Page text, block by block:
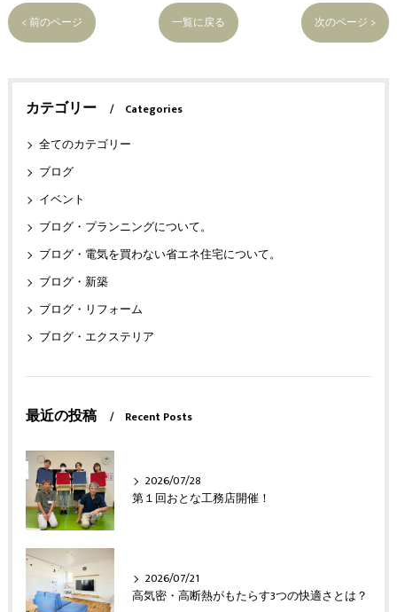
< 前のページ 一覧に戻る 次のページ >
カテゴリー
Categories
全てのカテゴリー
ブログ
イベント
ブログ・プランニングについて。
ブログ・電気を買わない省エネ住宅について。
ブログ・新築
ブログ・リフォーム
ブログ・エクステリア
最近の投稿 Recent Posts
2026/07/28
第１回おとな工務店開催！
2026/07/21
高気密・高断熱がもたらす3つの快適さとは？